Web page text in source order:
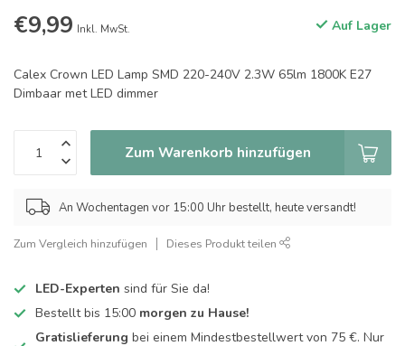
€9,99 Inkl. MwSt. Auf Lager
Calex Crown LED Lamp SMD 220-240V 2.3W 65lm 1800K E27
Dimbaar met LED dimmer
Zum Warenkorb hinzufügen
An Wochentagen vor 15:00 Uhr bestellt, heute versandt!
Zum Vergleich hinzufügen Dieses Produkt teilen
LED-Experten sind für Sie da!
Bestellt bis 15:00 morgen zu Hause!
Gratislieferung bei einem Mindestbestellwert von 75 €. Nur